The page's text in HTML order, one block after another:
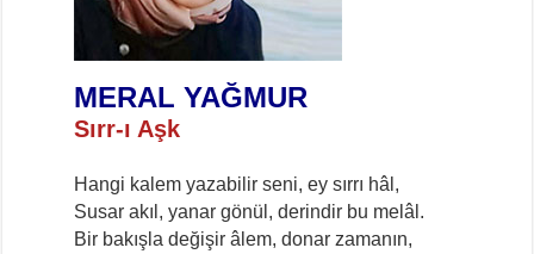
MERAL YAĞMUR
Sırr-ı Aşk
Hangi kalem yazabilir seni, ey sırrı hâl,
Susar akıl, yanar gönül, derindir bu melâl.
Bir bakışla değişir âlem, donar zamanın,